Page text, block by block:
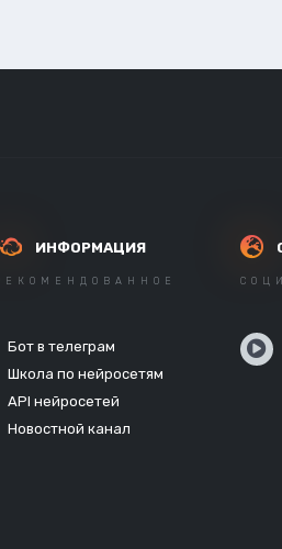
ИНФОРМАЦИЯ
Бот в телеграм
Школа по нейросетям
API нейросетей
Новостной канал